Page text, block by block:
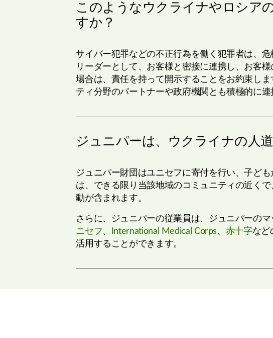
このようなウクライナやロシア
すか？
サイバー犯罪などの不正行為を働く犯罪者は、
リーダーとして、お客様と密接に連携し、お客
場合は、責任を持って開示することをお約束し
ティ分野のパートナーや政府機関とも積極的に連
ジュニパーは、ウクライナの人
ジュニパー財団はユニセフに寄付を行い、子ど
は、できる限り当該地域のコミュニティの近く
動が含まれます。
さらに、ジュニパーの従業員は、ジュニパーの
ニセフ、 International Medical Corps、 赤十字など
活用することができます。